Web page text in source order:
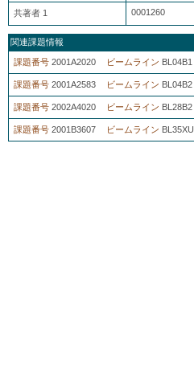
共著者 1 0001260
関連課題情報
課題番号 2001A2020 ビームライン BL04B1
課題番号 2001A2583 ビームライン BL04B2
課題番号 2002A4020 ビームライン BL28B2
課題番号 2001B3607 ビームライン BL35XU